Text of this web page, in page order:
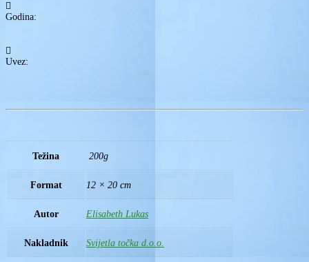

Godina:

Uvez:
Težina 200g
Format 12 × 20 cm
Autor Elisabeth Lukas
Nakladnik Svijetla točka d.o.o.